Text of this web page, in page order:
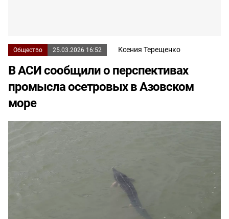
Общество 25.03.2026 16:52 Ксения Терещенко
В АСИ сообщили о перспективах
промысла осетровых в Азовском
море